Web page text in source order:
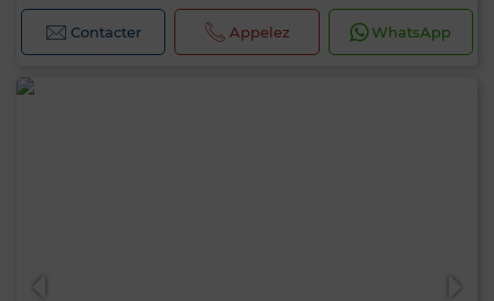
Contacter Appelez WhatsApp